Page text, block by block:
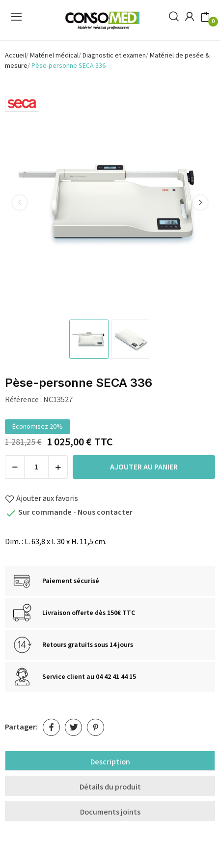
0
Accueil Matériel médical Diagnostic et examen Matériel de pesée &
mesure Pèse-personne SECA 336
Pèse-personne SECA 336
Référence : NC13527
Économisez 20%
1 281,25 € 1 025,00 €TTC
AJOUTER AU PANIER
Ajouter aux favoris
 Sur commande - Nous contacter
Dim. : L. 63,8 x l. 30 x H. 11,5 cm.
Paiement sécurisé
Livraison offerte dès 150€ TTC
Retours gratuits sous 14 jours
Service client au 04 42 41 44 15
Partager:
Description
Détails du produit
Documents joints